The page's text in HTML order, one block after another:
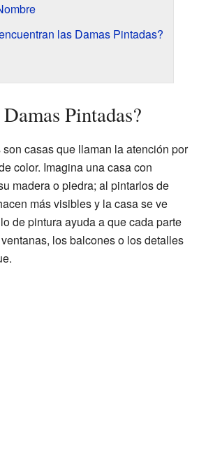
las Damas Pintadas?
Pintadas?
casas que llaman la atención por
color. Imagina una casa con
madera o piedra; al pintarlos de
más visibles y la casa se ve
de pintura ayuda a que cada parte
los balcones o los detalles